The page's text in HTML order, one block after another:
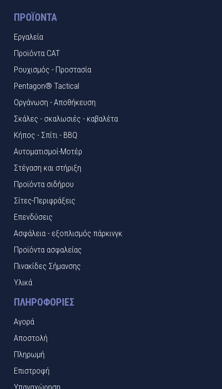
ΠΡΟΪΌΝΤΑ
Εργαλεία
Προϊόντα CAT
Ρουχισμός - Προστασία
Pentagon® Tactical
Οργάνωση - Αποθήκευση
Σκάλες - σκαλωσιές - καβαλέτα
Κήπος - Σπίτι - BBQ
Αυτοματισμοί-Μοτέρ
Στέγαση και στήριξη
Προϊόντα σιδήρου
Σίτες-Περιφράξεις
Επενδύσεις
Ασφάλεια - εξοπλισμός πάρκινγκ
Προϊόντα ασφαλείας
Πινακίδες Σήμανσης
Υλικά
ΠΛΗΡΟΦΟΡΊΕΣ
Αγορά
Αποστολή
Πληρωμή
Επιστροφή
Υπαναχώρηση